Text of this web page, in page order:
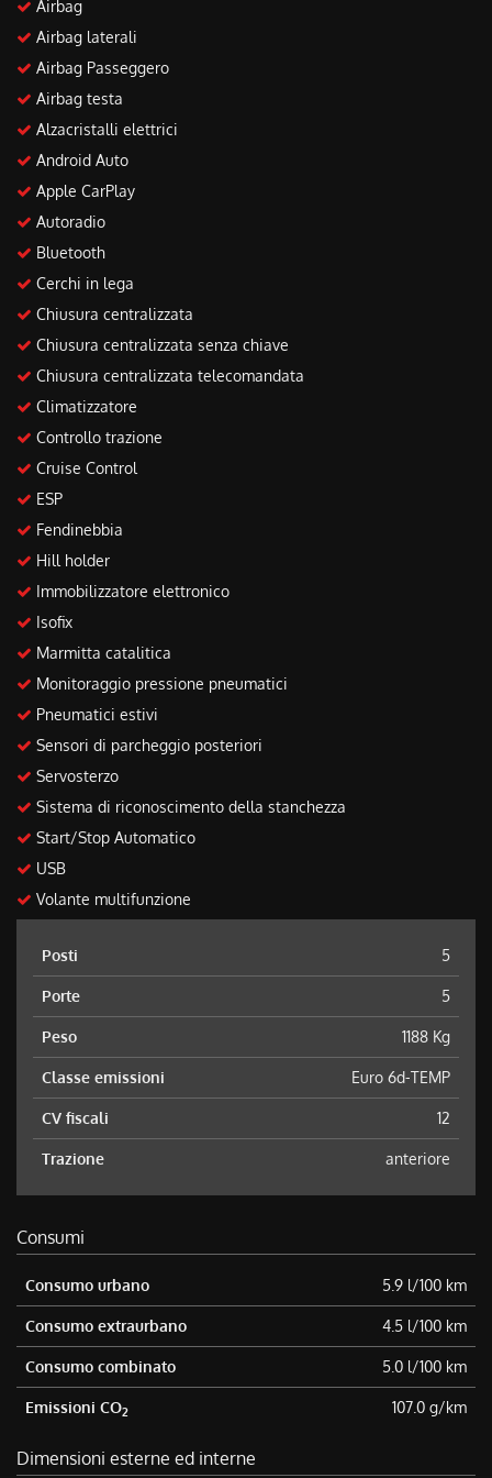
Airbag
Airbag laterali
Airbag Passeggero
Airbag testa
Alzacristalli elettrici
Android Auto
Apple CarPlay
Autoradio
Bluetooth
Cerchi in lega
Chiusura centralizzata
Chiusura centralizzata senza chiave
Chiusura centralizzata telecomandata
Climatizzatore
Controllo trazione
Cruise Control
ESP
Fendinebbia
Hill holder
Immobilizzatore elettronico
Isofix
Marmitta catalitica
Monitoraggio pressione pneumatici
Pneumatici estivi
Sensori di parcheggio posteriori
Servosterzo
Sistema di riconoscimento della stanchezza
Start/Stop Automatico
USB
Volante multifunzione
Posti 5
Porte 5
Peso 1188 Kg
Classe emissioni Euro 6d-TEMP
CV fiscali 12
Trazione anteriore
Consumi
Consumo urbano 5.9 l/100 km
Consumo extraurbano 4.5 l/100 km
Consumo combinato 5.0 l/100 km
Emissioni CO2 107.0 g/km
Dimensioni esterne ed interne
Salva
le
impostazioni